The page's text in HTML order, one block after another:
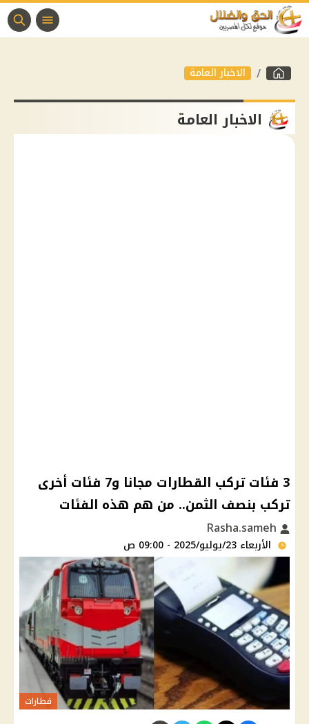
الاخبار العامة
الاخبار العامة
3 فئات تركب القطارات مجانا و7 فئات أخرى
تركب بنصف الثمن.. من هم هذه الفئات
الأربعاء 23/يوليو/2025 - 09:00 ص
قطارات